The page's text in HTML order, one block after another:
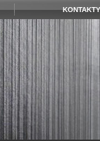
KONTAKTY